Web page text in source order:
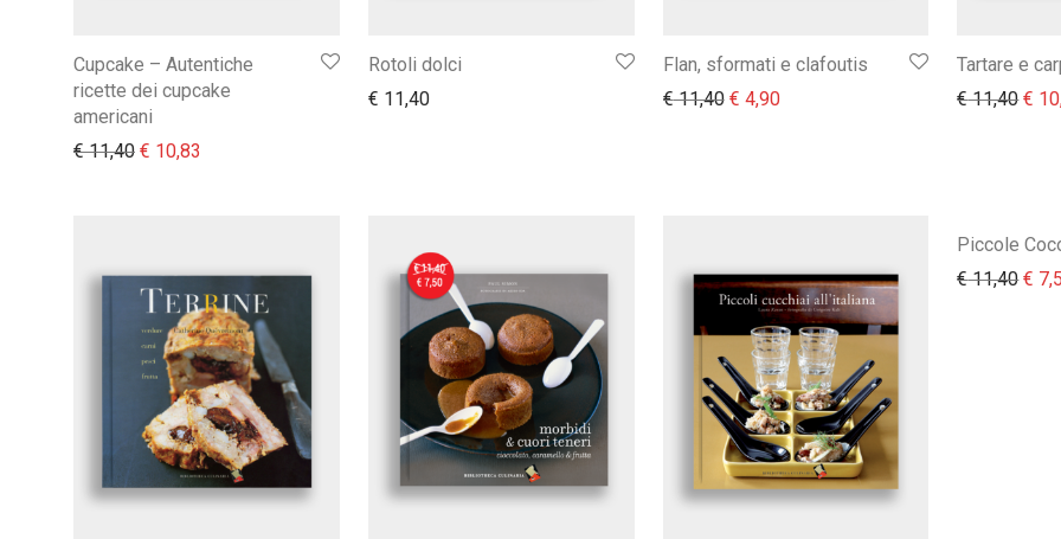
Cupcake – Autentiche
ricette dei cupcake
americani
€11,40 Il prezzo originale era: € 11,40.
€ 10,83
Rotoli dolci
€ 11,40
Flan, sformati e clafoutis
€11,40 Il prezzo originale era: € 11,40.
€ 4,90Il prezzo attuale è: € 4,90.
Tartare e
€11,40Il
€
Piccole
€11,40Il
€